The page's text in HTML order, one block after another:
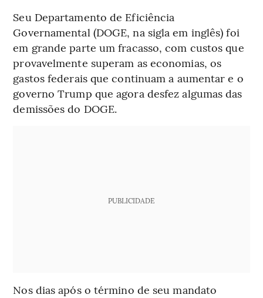
Seu Departamento de Eficiência
Governamental (DOGE, na sigla em inglês) foi
em grande parte um fracasso, com custos que
provavelmente superam as economias, os
gastos federais que continuam a aumentar e o
governo Trump que agora desfez algumas das
demissões do DOGE.
PUBLICIDADE
Nos dias após o término de seu mandato